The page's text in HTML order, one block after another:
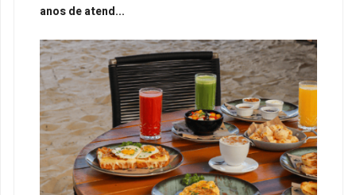
anos de atend...